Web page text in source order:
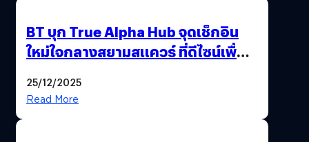
BT บุก True Alpha Hub จุดเช็กอิน
ใหม่ใจกลางสยามสแควร์ ที่ดีไซน์เพื่อ
25/12/2025
Read More